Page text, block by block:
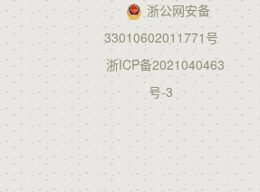
浙公网安备
33010602011771号
浙ICP备2021040463
号-3